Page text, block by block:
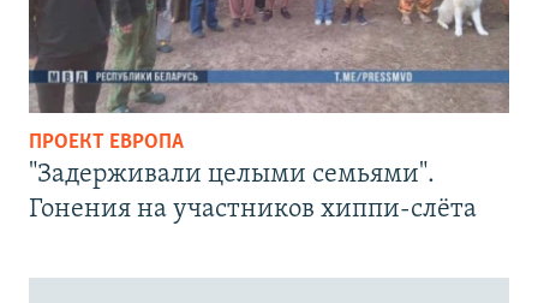
ПРОЕКТ ЕВРОПА
"Задерживали целыми семьями".
Гонения на участников хиппи-слёта